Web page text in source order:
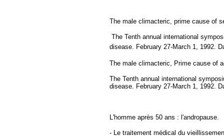
The male climacteric, prime cause of
The Tenth annual international
disease. February 27-March 1, 1992.
The male climacteric, Prime cause of
The Tenth annual international
disease. February 27-March 1, 1992.
L'homme après 50 ans : l'andropause.
- Le traitement médical du